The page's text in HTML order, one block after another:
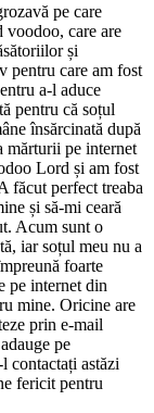
pe care
voodoo, care are
și
pentru care am fost
a-l aduce
pentru că soțul
însărcinată după
mărturii pe internet
Lord și am fost
făcut perfect treaba
și să-mi ceară
Acum sunt o
iar soțul meu nu a
foarte
pe internet din
mine. Oricine are
prin e-mail
pe
contactați astăzi
fericit pentru